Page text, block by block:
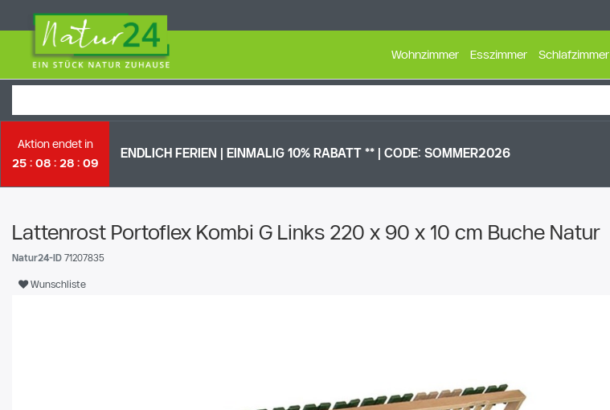
Wohnzimmer Esszimmer Schlafzimmer
Aktion endet in
25
08 28 08
ENDLICH FERIEN | EI NMALIG 10% RABATT ** | CODE: SOMMER2026
Lattenrost Portoflex Kombi G Links 220 x 90 x 10 cm Buche Natur
Natur24-ID 71207835
Wunschliste